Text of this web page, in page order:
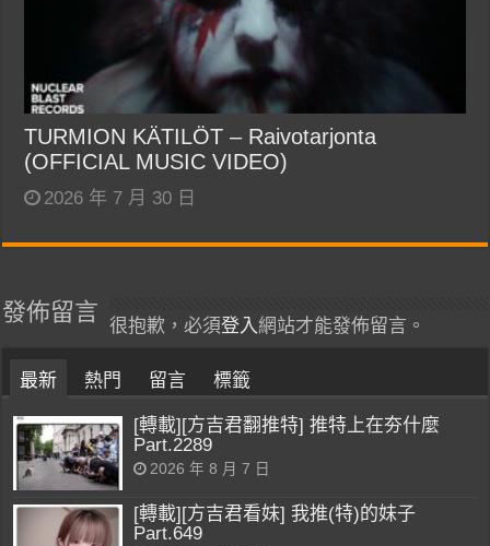
TURMION KÄTILÖT – Raivotarjonta
(OFFICIAL MUSIC VIDEO)
2026 年 7 月 30 日
發佈留言
很抱歉，必須登入網站才能發佈留言。
最新 熱門 留言 標籤
[轉載][方吉君翻推特] 推特上在夯什麼
Part.2289
2026 年 8 月 7 日
[轉載][方吉君看妹] 我推(特)的妹子
Part.649